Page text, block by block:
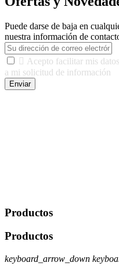
Puede darse de baja en
nuestra información de
 Acepto facilitar mis
a mi solicitud de información
Enviar
Productos
Productos
keyboard_arrow_down